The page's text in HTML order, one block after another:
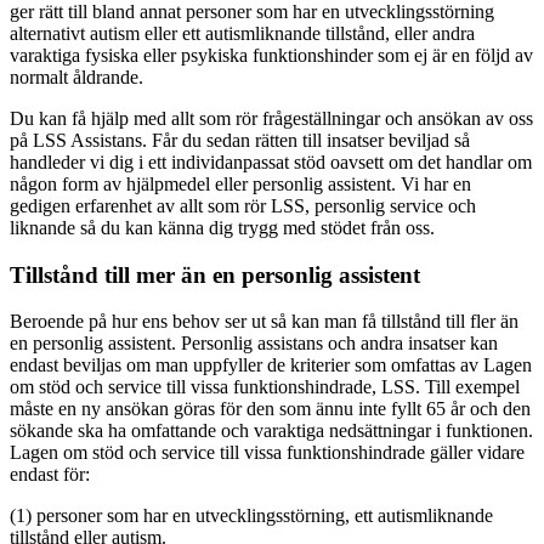
ger rätt till bland annat personer som har en utvecklingsstörning
alternativt autism eller ett autismliknande tillstånd, eller andra
varaktiga fysiska eller psykiska funktionshinder som ej är en följd av
normalt åldrande.
Du kan få hjälp med allt som rör frågeställningar och ansökan av oss
på LSS Assistans. Får du sedan rätten till insatser beviljad så
handleder vi dig i ett individanpassat stöd oavsett om det handlar om
någon form av hjälpmedel eller personlig assistent. Vi har en
gedigen erfarenhet av allt som rör LSS, personlig service och
liknande så du kan känna dig trygg med stödet från oss.
Tillstånd till mer än en personlig assistent
Beroende på hur ens behov ser ut så kan man få tillstånd till fler än
en personlig assistent. Personlig assistans och andra insatser kan
endast beviljas om man uppfyller de kriterier som omfattas av Lagen
om stöd och service till vissa funktionshindrade, LSS. Till exempel
måste en ny ansökan göras för den som ännu inte fyllt 65 år och den
sökande ska ha omfattande och varaktiga nedsättningar i funktionen.
Lagen om stöd och service till vissa funktionshindrade gäller vidare
endast för:
(1) personer som har en utvecklingsstörning, ett autismliknande
tillstånd eller autism.